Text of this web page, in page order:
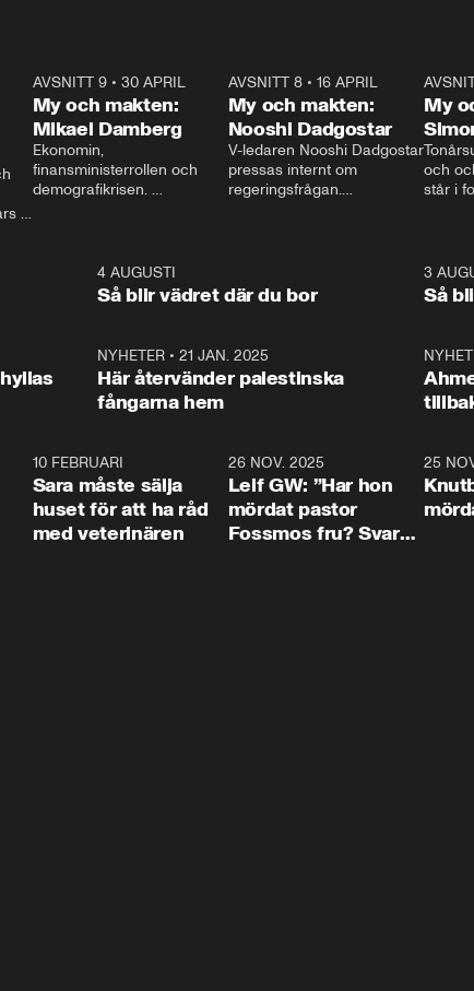
AVSNITT 9• 30 APRIL
My och makten:
Mikael Damberg
Ekonomin,
finansministerrollen och
demografikrisen.
och Makten.
AVSNITT 8• 16 APRIL
My och makten:
Nooshi Dadgostar
V-ledaren Nooshi Dadgostar
pressas internt om
regeringsfrågan.
– Vi ställer upp i val. Ska vi
vara med så sitter vi förstås
My
och
står i
1:064 AUGUSTI
Så blir vädret där du bor
3
Så
NYHETER •21 JAN. 2025
Här återvänder palestinska
fångarna hem
10 FEBRUARI
Sara måste sälja
huset för att ha råd
med veterinären
26 NOV. 2025
Leif GW: ”Har hon
mördat pastor
Fossmos fru? Svar
25